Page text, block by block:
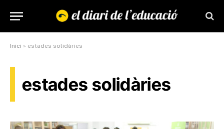
Inici » estades solidàries
estades solidàries